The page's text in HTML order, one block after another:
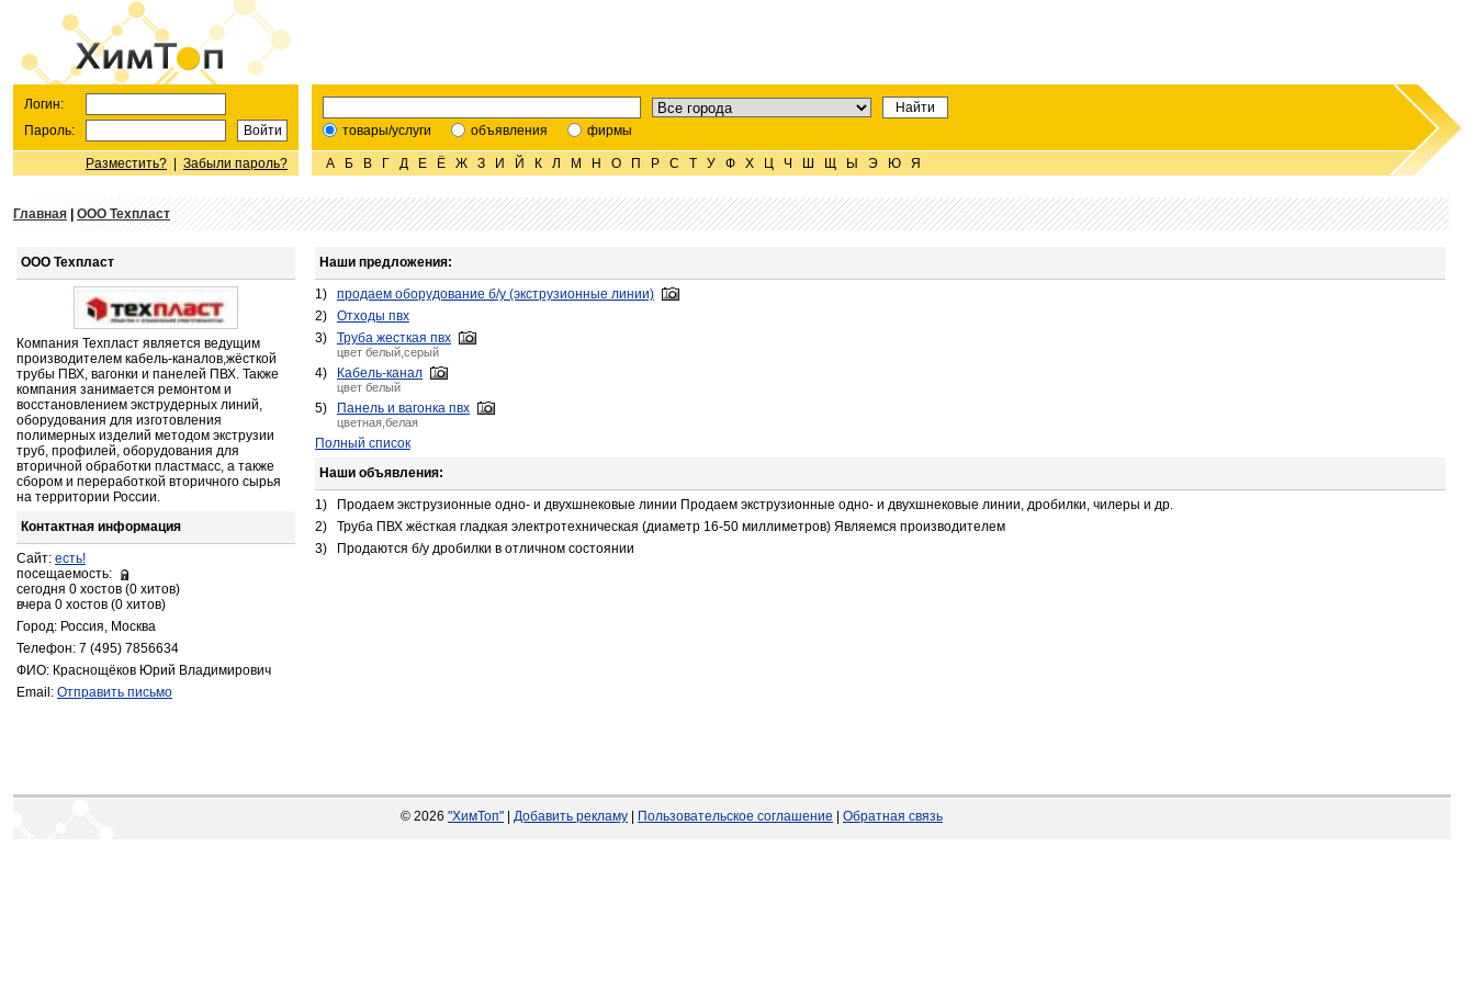
Логин:
Пароль:
Разместить? Забыли пароль?
товары/услуги объявления фирмы
А Б В Г Д Е Ё Ж З И Й К Л М Н О П Р С Т У Ф Х Ц Ч Ш Щ Ы Э Ю Я
Главная ООО Техпласт
ООО Техпласт
Компания Техпласт является ведущим
производителем кабель-каналов,жёсткой
трубы ПВХ, вагонки и панелей ПВХ. Также
компания занимается ремонтом и
восстановлением экструдерных линий,
оборудования для изготовления
полимерных изделий методом экструзии
труб, профилей, оборудования для
вторичной обработки пластмасс, а также
сбором и переработкой вторичного сырья
на территории России.
Контактная информация
Сайт: есть!
посещаемость:
сегодня 0 хостов (0 хитов)
вчера 0 хостов (0 хитов)
Город: Россия, Москва
Телефон: 7 (495) 7856634
ФИО: Краснощёков Юрий Владимирович
Email: Отправить письмо
Наши предложения:
1)
продаем оборудование б/у (экструзионные линии)
2)
Отходы пвх
3)
Труба жесткая пвх
цвет белый,серый
4) Кабель-канал
цвет белый
5) Панель и вагонка пвх
цветная,белая
Полный список
Наши объявления:
1)
Продаем экструзионные одно- и двухшнековые линии Продаем экструзионные одно- и двухшнековые линии, дробилки, чилеры и др.
2)
Труба ПВХ жёсткая гладкая электротехническая (диаметр 16-50 миллиметров) Являемся производителем
3)
Продаются б/у дробилки в отличном состоянии
© 2026 "ХимТоп" Добавить рекламу Пользовательское соглашение Обратная связь